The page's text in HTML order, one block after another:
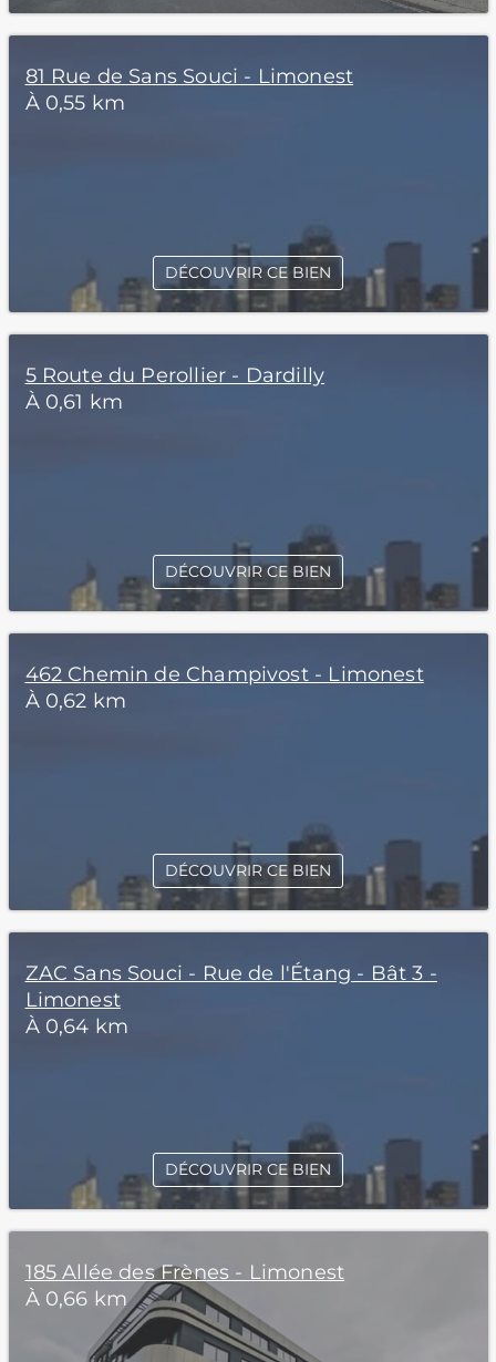
81 Rue de Sans Souci - Limonest
À 0,55 km
DÉCOUVRIR CE BIEN
5 Route du Perollier - Dardilly
À 0,61 km
DÉCOUVRIR CE BIEN
462 Chemin de Champivost - Limonest
À 0,62 km
DÉCOUVRIR CE BIEN
ZAC Sans Souci - Rue de l'Étang - Bât 3 -
Limonest
À 0,64 km
DÉCOUVRIR CE BIEN
185 Allée des Frènes - Limonest
À 0,66 km